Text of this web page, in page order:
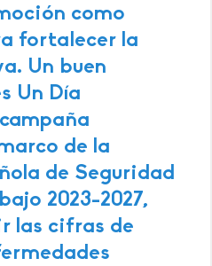
como
fortalecer la
Un buen
Un Día
de la
de Seguridad
2023-2027,
las cifras de